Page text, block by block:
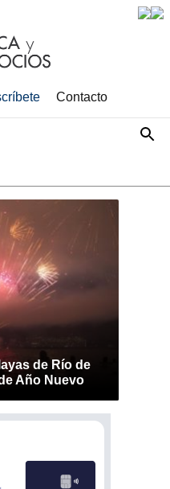
Contacto
de Río de
Año Nuevo